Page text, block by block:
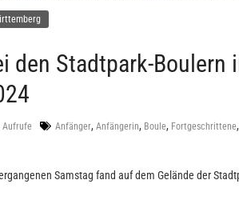
den Stadtpark-Boulern
Aufrufe Anfänger, Anfängerin, Boule, Fortgeschrittene,
Samstag fand auf dem Gelände der